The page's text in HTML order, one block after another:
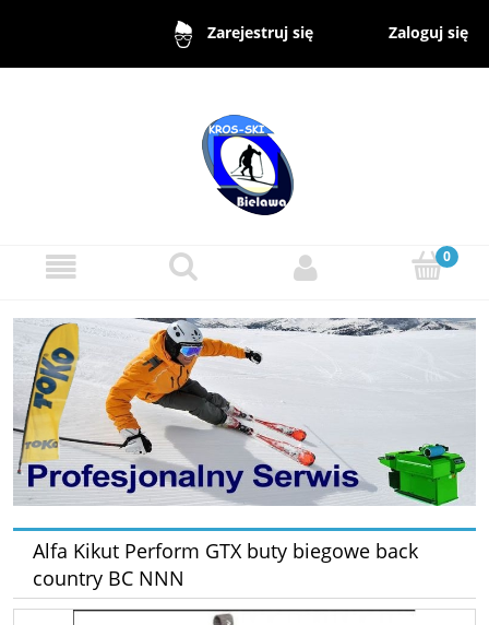
Zarejestruj się Zaloguj się
Alfa Kikut Perform GTX buty biegowe back
country BC NNN